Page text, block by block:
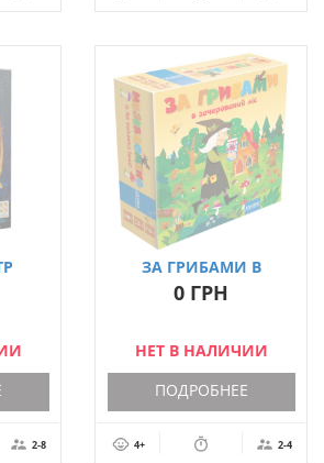
2-8
ЗА ГРИБАМИ В
ЗАЧАРОВАНИЙ ЛІС
0 ГРН
НЕТ В НАЛИЧИИ
ПОДРОБНЕЕ
4+ 2-4